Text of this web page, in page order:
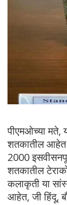
पीएमओच्या मते,
शतकातील आहेत
2000
शतकातील
कलाकृती या
आहेत, जी हिंदू,